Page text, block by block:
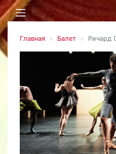
Главная Балет Ричард